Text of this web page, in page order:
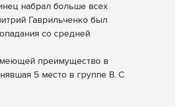
набрал больше всех
Гаврильченко был
со средней
преимущество в
5 место в группе B. С